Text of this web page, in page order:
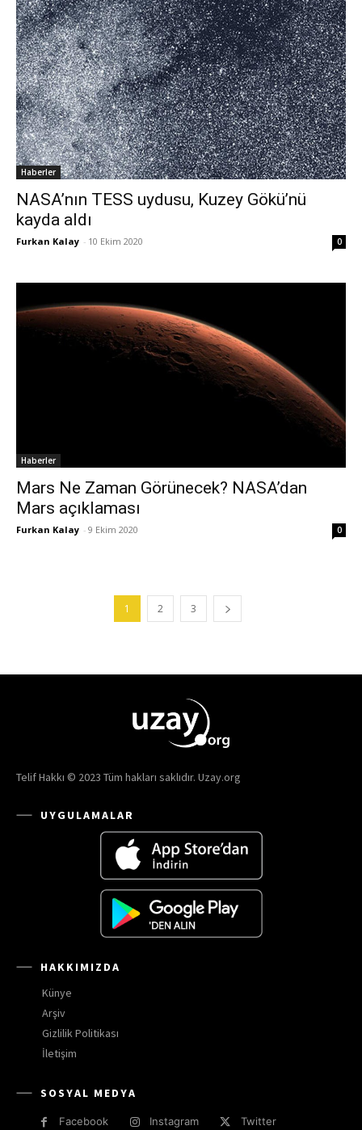
Haberler
NASA’nın TESS uydusu, Kuzey Gökü’nü
kayda aldı
Furkan Kalay - 10 Ekim 2020 0
Haberler
Mars Ne Zaman Görünecek? NASA’dan
Mars açıklaması
Furkan Kalay - 9 Ekim 2020 0
1 2 3
Telif Hakkı © 2023 Tüm hakları saklıdır. Uzay.org
UYGULAMALAR
HAKKIMIZDA
Künye
Arşiv
Gizlilik Politikası
İletişim
SOSYAL MEDYA
Facebook Instagram Twitter